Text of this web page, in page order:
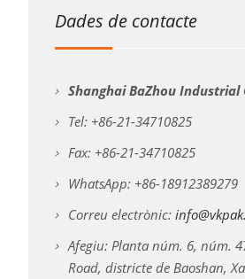
Dades de contacte
Shanghai BaZhou Industrial
Tel: +86-21-34710825
Fax: +86-21-34710825
WhatsApp: +86-18912389279
Correu electrònic:
Afegiu: Planta núm. 6, núm.
Road, districte de Baoshan,